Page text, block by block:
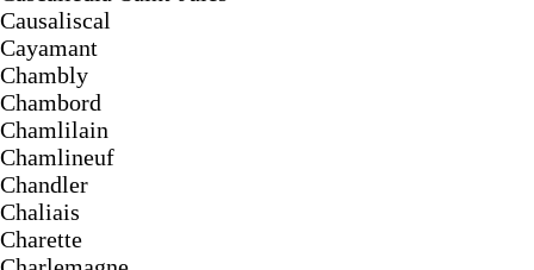
Causaliscal
Cayamant
Chambly
Chambord
Chamlilain
Chamlineuf
Chandler
Chaliais
Charette